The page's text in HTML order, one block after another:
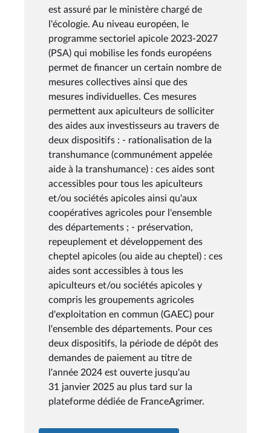
est assuré par le ministère chargé de
l'écologie. Au niveau européen, le
programme sectoriel apicole 2023-2027
(PSA) qui mobilise les fonds européens
permet de financer un certain nombre de
mesures collectives ainsi que des
mesures individuelles. Ces mesures
permettent aux apiculteurs de solliciter
des aides aux investisseurs au travers de
deux dispositifs : - rationalisation de la
transhumance (communément appelée
aide à la transhumance) : ces aides sont
accessibles pour tous les apiculteurs
et/ou sociétés apicoles ainsi qu'aux
coopératives agricoles pour l'ensemble
des départements ; - préservation,
repeuplement et développement des
cheptel apicoles (ou aide au cheptel) : ces
aides sont accessibles à tous les
apiculteurs et/ou sociétés apicoles y
compris les groupements agricoles
d'exploitation en commun (GAEC) pour
l'ensemble des départements. Pour ces
deux dispositifs, la période de dépôt des
demandes de paiement au titre de
l'année 2024 est ouverte jusqu'au
31 janvier 2025 au plus tard sur la
plateforme dédiée de FranceAgrimer.